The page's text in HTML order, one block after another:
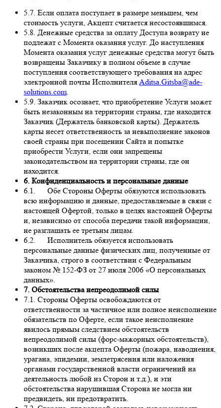
5.7. Если оплата поступает в размере меньшем, чем
стоимость услуги, Акцепт считается несостоявшимся.
5.8. Денежные средства за оплату Доступа возврату не
подлежат с Момента оказания услуг. До наступления
Момента оказания услуг денежные средства могут быть
возвращены Заказчику в полном объеме в случае
поступления соответствующего требования на адрес
электронной почты Исполнителя Aditsa.Gitsba@ade-
solutions.com.
5.9. Заказчик осознает, что приобретение Услуги может
быть незаконным на территории страны, где находится
Заказчик (Держатель банковской карты). Держатель
карты несет ответственность за невыполнение законов
своей страны при посещении Сайта и попытке
приобрести Услуги, если они запрещены
законодательством на территории страны, где он
находится.
6. Конфиденциальность и персональные данные
6.1. Обе Стороны Оферты обязуются использовать
всю информацию и данные, предоставляемые в связи с
настоящей Офертой, только в целях настоящей Оферты
и, независимо от способа передачи такой информации,
не разглашать ее третьим лицам.
6.2. Исполнитель обязуется использовать
персональные данные физических лиц, полученные от
Заказчика, строго в соответствии с Федеральным
законом № 152-ФЗ от 27 июля 2006 «О персональных
данных».
7. Обстоятельства непреодолимой силы
7.1. Стороны Оферты освобождаются от
ответственности за частичное или полное неисполнение
обязательств по Оферте, если такое неисполнение
явилось прямым следствием обстоятельств
непреодолимой силы (форс-мажорных обстоятельств),
возникших после акцепта Оферты (пожара, наводнения,
урагана, эпидемии, землетрясения или наложения
органами государственной власти ограничений на
деятельность любой из Сторон и т.д.), и эти
обстоятельства нарушившая Сторона не могла ни
предвидеть, ни предотвратить.